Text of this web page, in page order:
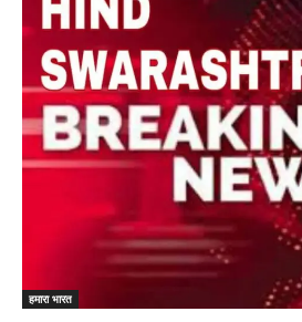
हमारा भारत